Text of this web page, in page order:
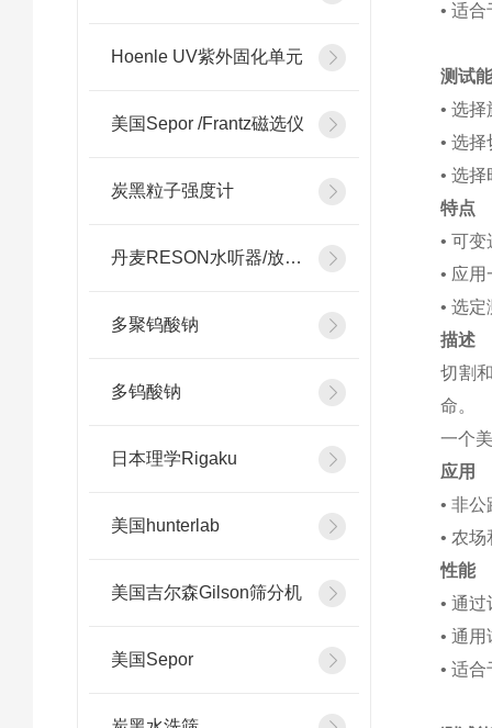
Hoenle UV紫外固化单元
美国Sepor /Frantz磁选仪
炭黑粒子强度计
丹麦RESON水听器/放大器
多聚钨酸钠
多钨酸钠
日本理学Rigaku
美国hunterlab
美国吉尔森Gilson筛分机
美国Sepor
• 适
测试
• 选
• 选
• 选
特点
• 可
• 应
• 选
描述
切割
命。
一个
应用
• 非
• 农
性能
• 通
• 通
• 适